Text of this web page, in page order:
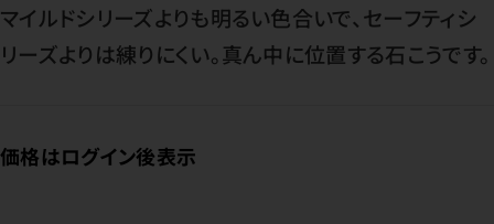
マイルドシリーズよりも明るい色合いで、セーフティシ
リーズよりは練りにくい。真ん中に位置する石こうです。
価格はログイン後表示